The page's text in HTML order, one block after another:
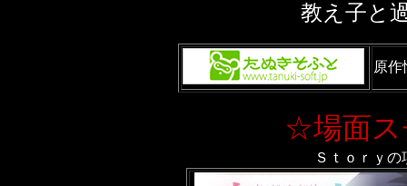
教え子と
原
☆場面
Ｓｔｏｒｙ